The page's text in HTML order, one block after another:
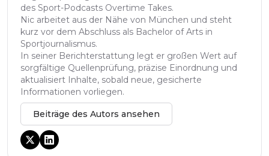
des Sport-Podcasts Overtime Takes.
Nic arbeitet aus der Nähe von München und steht
kurz vor dem Abschluss als Bachelor of Arts in
Sportjournalismus.
In seiner Berichterstattung legt er großen Wert auf
sorgfältige Quellenprüfung, präzise Einordnung und
aktualisiert Inhalte, sobald neue, gesicherte
Informationen vorliegen.
Beiträge des Autors ansehen